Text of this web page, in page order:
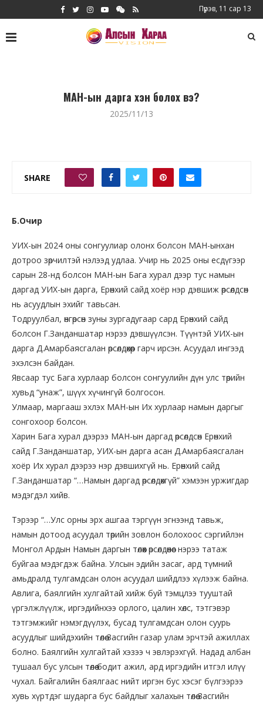
Пүрэв, 11 сар 13
МАН-ын дарга хэн болох вэ?
2025/11/13
SHARE
Б.Очир
УИХ-ын 2024 оны сонгуулиар олонх болсон МАН-ынхан
дотроо зөрчилтэй нэлээд удлаа. Учир нь 2025 оны есдүгээр
сарын 28-нд болсон МАН-ын Бага хурал дээр тус намын
даргад УИХ-ын дарга, Ерөнхий сайд хоёр нэр дэвшиж өрсөлдсөн
нь асуудлын эхийг тавьсан.
Тодруулбал, өнгөрсөн зуны зургадугаар сард Ерөнхий сайд
болсон Г.Занданшатар нэрээ дэвшүүлсэн. Түүнтэй УИХ-ын
дарга Д.Амарбаясгалан өрсөлдөхөөр гарч ирсэн. Асуудал ингээд
эхэлсэн байдан.
Явсаар тус Бага хурлаар болсон сонгуулийн дүн улс төрийн
хувьд “унаж”, шүүх хүчингүй болгосон.
Улмаар, маргааш эхлэх МАН-ын Их хурлаар намын даргыг
сонгохоор болсон.
Харин Бага хурал дээрээ МАН-ын даргад өрсөлдсөн Ерөнхий
сайд Г.Занданшатар, УИХ-ын дарга асан Д.Амарбаясгалан
хоёр Их хурал дээрээ нэр дэвшихгүй нь. Ерөнхий сайд
Г.Занданшатар “…Намын даргад өрсөлдөхгүй” хэмээн уржигдар
мэдэгдэл хийв.
Тэрээр “…Улс орны эрх ашгаа тэргүүн эгнээнд тавьж,
намын дотоод асуудал төрийн зовлон болохоос сэргийлэн
Монгол Ардын Намын даргын төлөөх өрсөлдөөнөөс нэрээ татаж
буйгаа мэдэгдэж байна. Улсын эдийн засаг, ард түмний
амьдралд тулгамдсан олон асуудал шийдлээ хүлээж байна.
Авлига, баялгийн хулгайтай хийж буй тэмцлээ тууштай
үргэлжлүүлж, иргэдийнхээ орлого, цалин хөлс, тэтгэвэр
тэтгэмжийг нэмэгдүүлэх, бусад тулгамдсан олон суурь
асуудлыг шийдэхийн төлөө Засгийн газар улам эрчтэй ажиллах
болно. Баялгийн хулгайтай хэзээ ч эвлэрэхгүй. Надад албан
тушаал бус улсын төлөө бодит ажил, ард иргэдийн итгэл илүү
чухал. Байгалийн баялгаас нийт иргэн бус хэсэг бүлгээрээ
хувь хүртдэг шударга бус байдлыг халахын төлөө Засгийн